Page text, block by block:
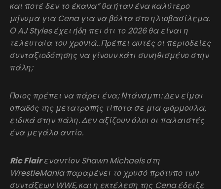
και ποτέ δεν το έκανα” θα ήταν ένα καλύτερο
μήνυμα για Cena για να βόλτα στο ηλιοβασίλεμα.
Ο AJ Styles έχει ήδη πει ότι το 2026 θα είναι η
τελευταία του χρονιά.. Πρέπει αυτές οι περιοδείες
συνταξιοδότησης να γίνουν κάτι συνηθισμένο στην
πάλη;
Ποιος πρέπει να πάρει ένα; Ντάνσμπι: Δεν είμαι
οπαδός της μετατροπής τίποτα σε μια φόρμουλα,
ειδικά στην πάλη. Δεν αξίζουν όλοι οι παλαιστές
ένα μεγάλο αντίο.
Ric Flairεναντίον Shawn Michaels στη
WrestleMania παραμένει το χρυσό πρότυπο των
συντάξεων WWE, και η εκτέλεση της Cena έδειξε